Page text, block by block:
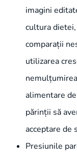
imagini
cultura
comparații
utilizarea
alimentare
părinții să
acceptare de
Presiunile